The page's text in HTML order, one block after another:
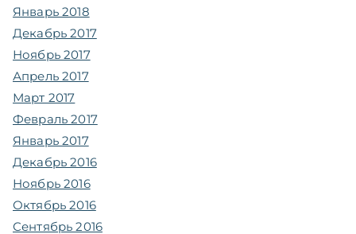
Январь 2018
Декабрь 2017
Ноябрь 2017
Апрель 2017
Март 2017
Февраль 2017
Январь 2017
Декабрь 2016
Ноябрь 2016
Октябрь 2016
Сентябрь 2016